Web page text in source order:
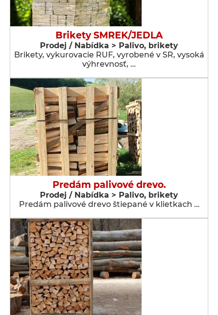
Brikety SMREK/JEDLA
Prodej / Nabídka > Palivo, brikety
Brikety, vykurovacie RUF, vyrobené v SR, vysoká
výhrevnosť, …
Predám palivové drevo.
Prodej / Nabídka > Palivo, brikety
Predám palivové drevo štiepané v klietkach …